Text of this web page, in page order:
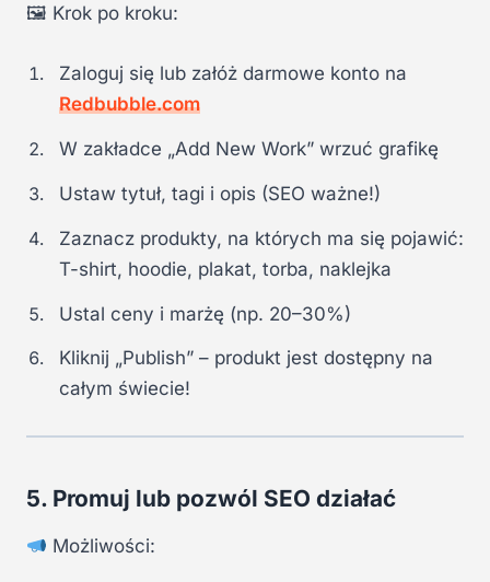
🖼 Krok po kroku:
Zaloguj się lub załóż darmowe konto na
Redbubble.com
W zakładce „Add New Work” wrzuć grafikę
Ustaw tytuł, tagi i opis (SEO ważne!)
Zaznacz produkty, na których ma się pojawić:
T-shirt, hoodie, plakat, torba, naklejka
Ustal ceny i marżę (np. 20–30%)
Kliknij „Publish” – produkt jest dostępny na
całym świecie!
5. Promuj lub pozwól SEO działać
Możliwości: